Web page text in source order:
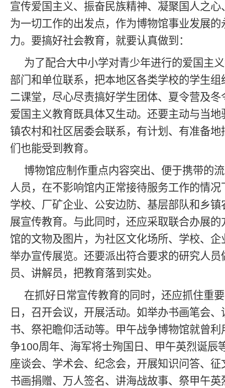
宣传爱国主义、振奋民族精神、凝聚国人之
为一切工作的出发点，作为博物馆事业发展
力。要搞好社会教育，就要认真做到：
为了配合大中小学对青少年进行的爱国主
部门和单位联系，把本地区各类学校的学生
二课堂，尽心尽责搞好学生团体、夏令营及
爱国主义教育既具体又生动。还要主动与当
镇农村和社区居委会联系，有计划、有准备
们也能受到教育。
博物馆应制作重点内容突出、便于携带的
人员，在不影响馆内正常接待服务工作的情
学校、厂矿企业、公安边防、基层部队和乡
展宣传教育。与此同时，还应采取联合办展
馆的文物及图片，为社区文化场所、学校、
举办宣传展览。还要派出符合要求的研究人员
员、讲解员，把教育落到实处。
在抓好日常宣传教育的同时，还应抓住重
日，召开会议，开展活动。如举办书画笔会
书、祭祀瞻仰活动等。甲午战争博物馆就曾
争100周年、海军将士殉国日、甲午英烈诞辰
座谈会、学术会、纪念会，开展知识问答、
书画捐赠、万人签名、讲海战故事、祭甲午